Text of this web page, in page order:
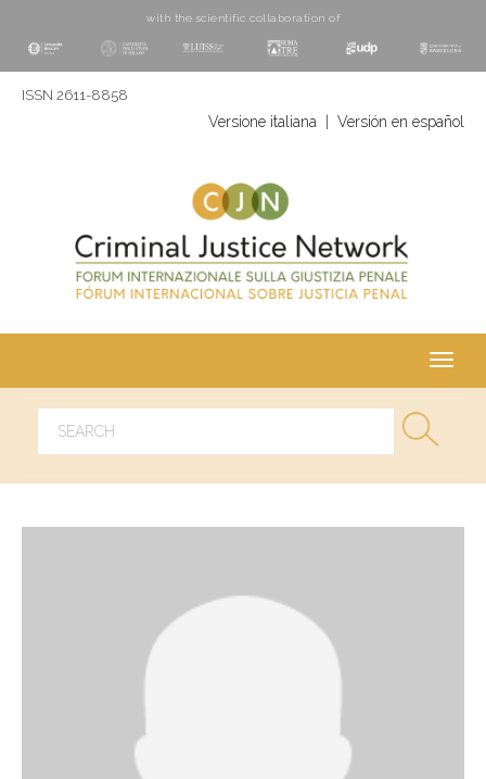
with the scientific collaboration of
ISSN 2611-8858
Versione italiana Versión en español